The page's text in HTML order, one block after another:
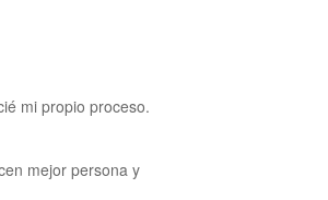
mi propio proceso.
mejor persona y